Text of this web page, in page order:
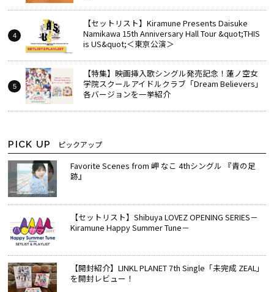
【セットリスト】Kiramune Presents Daisuke
Namikawa 15th Anniversary Hall Tour &quot;THIS
is US&quot;＜東京公演＞
【特集】映画挿入歌シングル発売記念！蓮ノ空女
学院スクールアイドルクラブ「Dream Believers」
各バージョンを一挙紹介
PICK UP ピックアップ
Favorite Scenes from 岬 なこ 4thシングル 『青の足
跡』
【セットリスト】Shibuya LOVEZ OPENING SERIES－
Kiramune Happy Summer Tune－
【開封紹介】LINKL PLANET 7th Single「未完成 ZEAL」
を開封レビュー！